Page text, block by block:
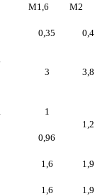
М1,6
М2
0,35 0,4
3
3,8
1
1,2
0,96
1,6 1,9
1,6 1,9